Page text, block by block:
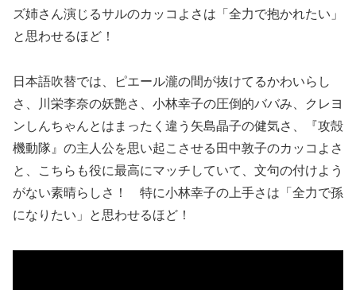
ズ姉さん演じるサルのカッコよさは「全力で抱かれたい」
と思わせるほど！
日本語吹替では、ピエール瀧の間が抜けてるかわいらし
さ、川栄李奈の妖艶さ、小林幸子の圧倒的ババみ、クレヨ
ンしんちゃんとはまったく違う矢島晶子の健気さ、『攻殻
機動隊』の主人公を思い起こさせる田中敦子のカッコよさ
と、こちらも役に最高にマッチしていて、文句の付けよう
がない素晴らしさ！ 特に小林幸子の上手さは「全力で孫
になりたい」と思わせるほど！